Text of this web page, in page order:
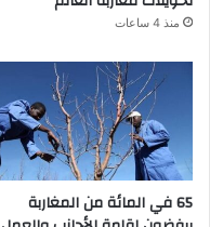
منذ 4 ساعات
65 في المائة من المغاربة